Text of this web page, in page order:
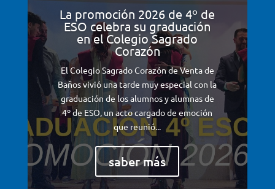
La promoción 2026 de 4º de
ESO celebra su graduación
en el Colegio Sagrado
Corazón
El Colegio Sagrado Corazón de Venta de
Baños vivió una tarde muy especial con la
graduación de los alumnos y alumnas de
4º de ESO, un acto cargado de emoción
que reunió...
saber más